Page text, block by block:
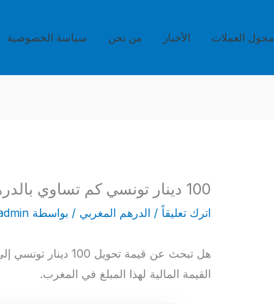
محول العملات الأخبار من نحن سياسة الخصوصية
100 دينار تونسي كم تساوي بالدرهم المغربي؟
اترك تعليقاً / الدرهم المغربي / بواسطة
هل تبحث عن قيمة
القيمة المالية لهذا المبلغ في المغرب.